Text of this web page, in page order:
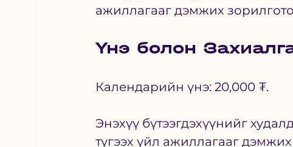
ажиллагааг дэмжих
Үнэ болон
Календарийн үнэ: 20,000 ₮.
Энэхүү бүтээгдэхүүнийг
түгээх үйл ажиллагааг